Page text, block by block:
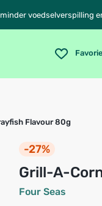
voedselverspilling
Flavour 80g
-27%
Grill-A-
Four Seas